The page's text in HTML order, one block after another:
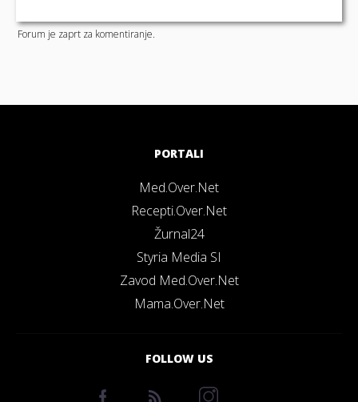
Forum je zaprt za komentiranje.
PORTALI
Med.Over.Net
Recepti.Over.Net
Žurnal24
Styria Media SI
Zavod Med.Over.Net
Mama.Over.Net
FOLLOW US